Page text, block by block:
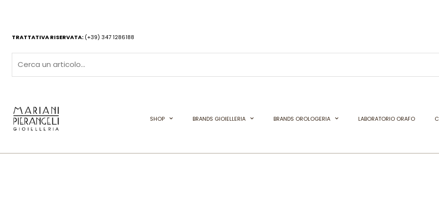
TRATTATIVA RISERVATA: (+39) 347 1286188
SHOP BRANDS GIOIELLERIA BRANDS OROLOGERIA LABORATORIO ORAFO